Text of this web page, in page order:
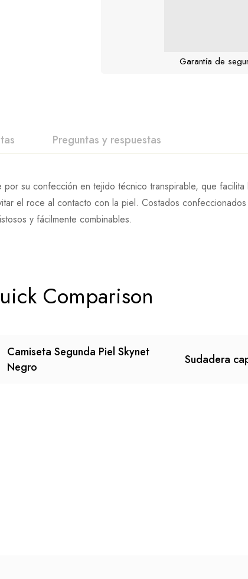
Garantía de
Preguntas y respuestas
su confección en tejido técnico transpirable, que
el roce al contacto con la piel. Costados
y fácilmente combinables.
Comparison
Camiseta Segunda Piel Skynet
Negro
Sudadera